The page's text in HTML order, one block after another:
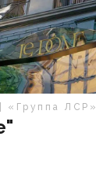
«Группа ЛСР»